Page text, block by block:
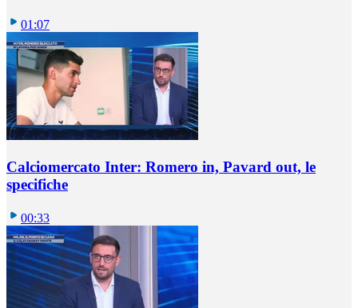
01:07
Calciomercato Inter: Romero in, Pavard out, le
specifiche
00:33